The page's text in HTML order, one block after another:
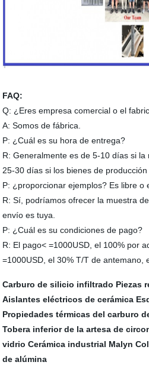
FAQ:
Q: ¿Eres empresa comercial o el
A: Somos de fábrica.
P: ¿Cuál es su hora de entrega?
R: Generalmente es de 5-10 días si
25-30 días si los bienes de
P: ¿proporcionar ejemplos? Es libre o
R: Sí, podríamos ofrecer la muestra
envío es tuya.
P: ¿Cuál es su condiciones de pago?
R: El pago< =1000USD, el 100% por
=1000USD, el 30% T/T de antemano,
Carburo de silicio infiltrado Piezas
Aislantes eléctricos de cerámica
Propiedades térmicas del carburo
Tobera inferior de la artesa de
vidrio Cerámica industrial Malyn
de alúmina